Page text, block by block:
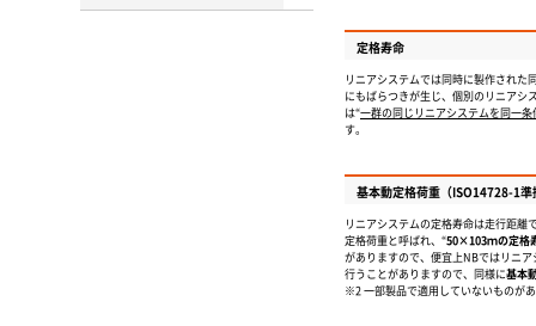
定格寿命
リニアシステムでは同時に製作された
にもばらつきが生じ、個別のリニアシ
は“一群の同じリニアシステムを同一
す。
基本動定格荷重（ISO14728-1
リニアシステムの定格寿命は走行距離
定格荷重と呼ばれ、“50×103ｍの定格
がありますので、便宜上NBではリニ
行うことがありますので、同様に基本
※2 一部製品で適用していないものが